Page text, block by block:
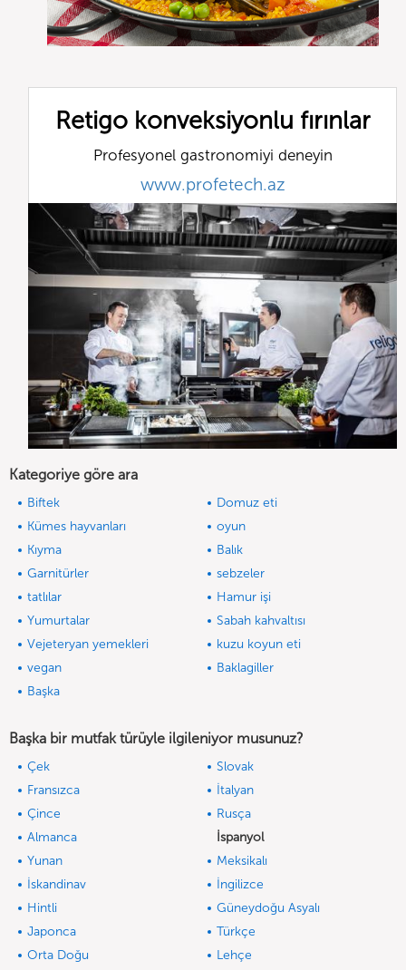
Retigo konveksiyonlu fırınlar
Profesyonel gastronomiyi deneyin
www.profetech.az
Kategoriye göre ara
Biftek
Domuz eti
Kümes hayvanları
oyun
Kıyma
Balık
Garnitürler
sebzeler
tatlılar
Hamur işi
Yumurtalar
Sabah kahvaltısı
Vejeteryan yemekleri
kuzu koyun eti
vegan
Baklagiller
Başka
Başka bir mutfak türüyle ilgileniyor musunuz?
Çek
Slovak
Fransızca
İtalyan
Çince
Rusça
Almanca
İspanyol
Yunan
Meksikalı
İskandinav
İngilizce
Hintli
Güneydoğu Asyalı
Japonca
Türkçe
Orta Doğu
Lehçe